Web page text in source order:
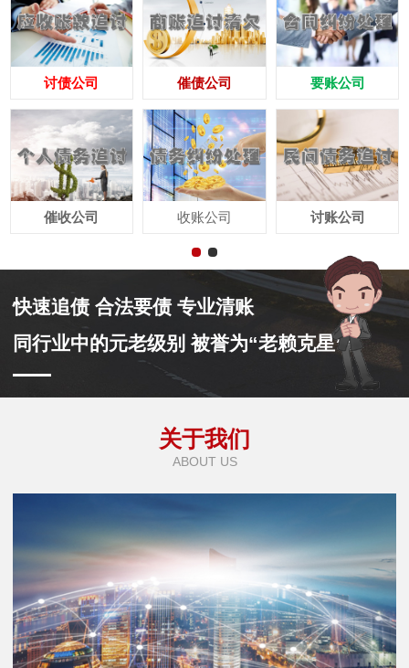
讨债公司
催收公司
催债公司
收账公司
要账公司
讨账公司
快速追债 合法要债 专业清账
同行业中的元老级别 被誉为“老赖克星”
关于我们
ABOUT US